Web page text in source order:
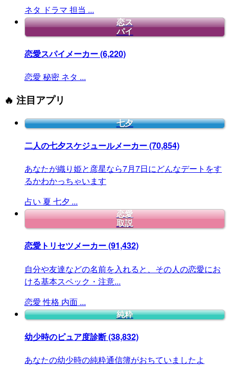
ネタ ドラマ 担当 ...
恋ス
パイ
恋愛スパイメーカー(6,220)
恋愛 秘密 ネタ ...
🔥 注目アプリ
七夕
二人の七夕スケジュールメーカー(70,854)
あなたが織り姫と彦星なら7月7日にどんなデートをす
るかわかっちゃいます
占い 夏 七夕 ...
恋愛
取説
恋愛トリセツメーカー(91,432)
自分や友達などの名前を入れると、その人の恋愛にお
ける基本スペック・注意...
恋愛 性格 内面 ...
純粋
幼少時のピュア度診断(38,832)
あなたの幼少時の純粋通信簿がおちていましたよ